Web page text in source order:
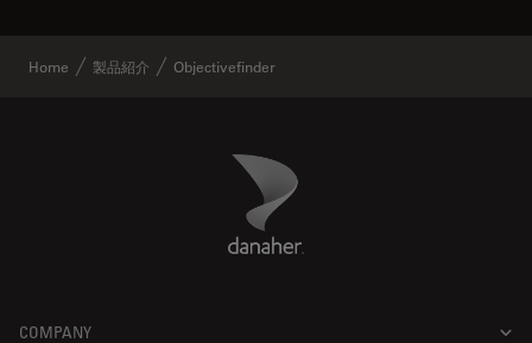
Home 製品紹介 Objectivefinder
Danaher Logo
COMPANY